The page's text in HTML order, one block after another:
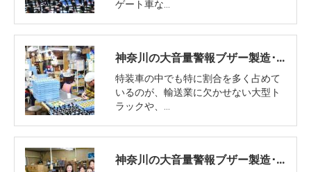
ゲート車な…
神奈川の大音量警報ブザー製造･ミックワークス株式会社の評判
特装車の中でも特に割合を多く占めて
いるのが、輸送業に欠かせない大型ト
ラックや、…
神奈川の大音量警報ブザー製造･ミックワークス株式会社の口コミ情報